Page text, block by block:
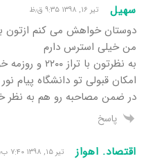
سهیل تیر ۱۶, ۱۳۹۸ ۹:۳۵ ق٫ظ
دوستان خواهش می کنم ازتون
من خیلی استرس دارم
به نظرتون با تراز ۲۲۰۰ و روزمه خوب و داشتن مدرک زبان
امکان قبولی تو دانشگاه پیام
در ضمن مصاحبه رو هم به نظر
پاسخ
اقتصاد. اهواز تیر ۱۵, ۱۳۹۸ ۷:۴۰ ب٫ظ